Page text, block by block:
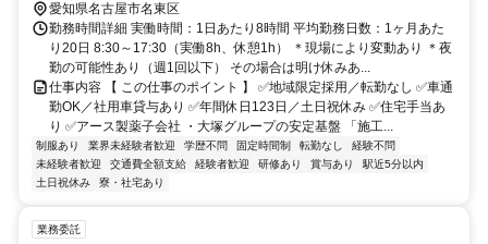
愛知県名古屋市名東区
勤務時間詳細 実働時間：1日あたり8時間 平均勤務日数：1ヶ月あた
り20日 8:30～17:30（実働8h、休憩1h） ＊現場により変動あり ＊夜
勤の可能性あり（週1回以下） その場合は明け休みあ...
仕事内容 【 この仕事のポイント 】 ✅地域限定採用／転勤なし ✅車通
勤OK／社用車貸与あり ✅年間休日123日／土日祝休み ✅住宅手当あ
り ✅アース製薬子会社 ・大塚グループの安定基盤 「施工...
制服あり 業界未経験者歓迎 学歴不問 固定時間制 転勤なし
経験不問
未経験者歓迎
交通費全額支給 経験者歓迎 研修あり 賞与あり
駅近5分以内
土日祝休み
寮・社宅あり
業務委託